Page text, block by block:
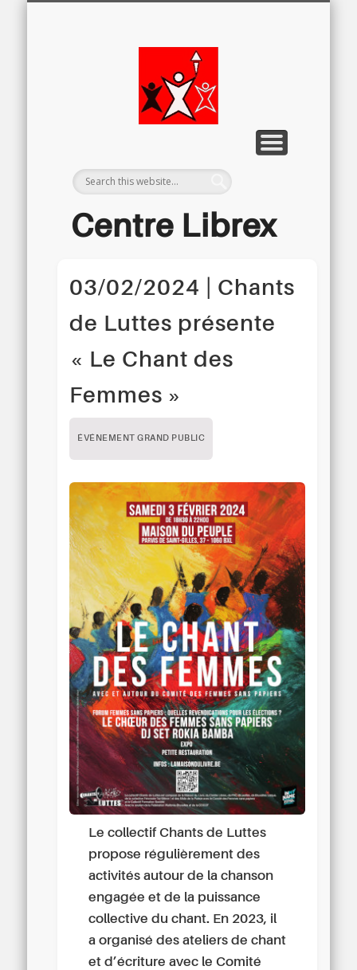
Examen
Centre Librex
03/02/2024 | Chants
de Luttes présente
« Le Chant des
Femmes »
ÉVÉNEMENT GRAND PUBLIC
Le collectif Chants de Luttes
propose régulièrement des
activités autour de la chanson
engagée et de la puissance
collective du chant. En 2023, il
a organisé des ateliers de chant
et d’écriture avec le Comité